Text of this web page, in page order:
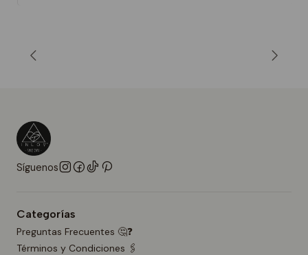
Síguenos
Categorías
Preguntas Frecuentes 🤔❓
Términos y Condiciones 🖇️